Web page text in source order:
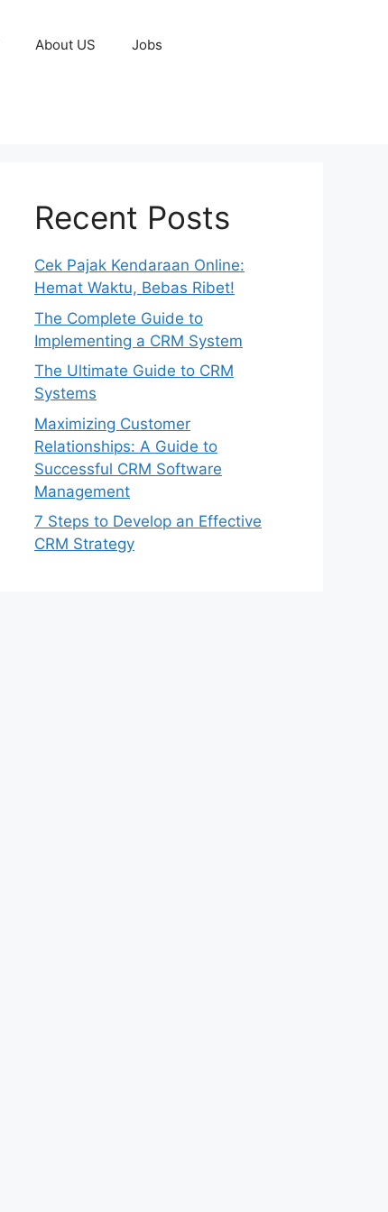
About US Jobs
Recent Posts
Cek Pajak Kendaraan Online:
Hemat Waktu, Bebas Ribet!
The Complete Guide to
Implementing a CRM System
The Ultimate Guide to CRM
Systems
Maximizing Customer
Relationships: A Guide to
Successful CRM Software
Management
7 Steps to Develop an Effective
CRM Strategy